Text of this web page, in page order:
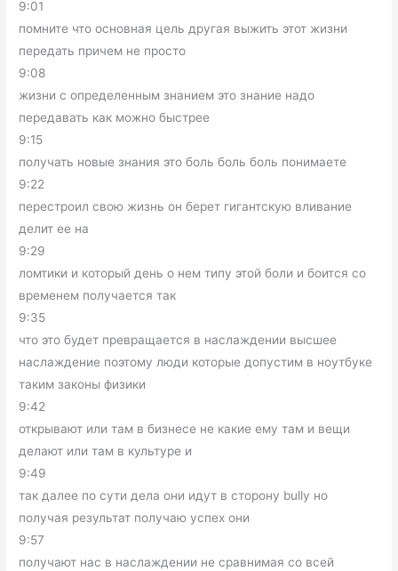
9:01
помните что основная цель другая выжить этот жизни
передать причем не просто
9:08
жизни с определенным знанием это знание надо
передавать как можно быстрее
9:15
получать новые знания это боль боль боль понимаете
9:22
перестроил свою жизнь он берет гигантскую вливание
делит ее на
9:29
ломтики и который день о нем типу этой боли и боится со
временем получается так
9:35
что это будет превращается в наслаждении высшее
наслаждение поэтому люди которые допустим в ноутбуке
таким законы физики
9:42
открывают или там в бизнесе не какие ему там и вещи
делают или там в культуре и
9:49
так далее по сути дела они идут в сторону bully но
получая результат получаю успех они
9:57
получают нас в наслаждении не сравнимая со всей